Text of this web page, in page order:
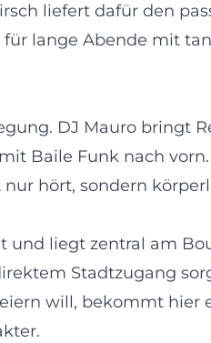
liefert dafür den
lange Abende mit
DJ Mauro bringt
Baile Funk nach
hört, sondern
und liegt zentral am
Stadtzugang
will, bekommt hier